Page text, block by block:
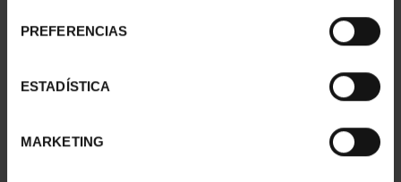
PREFERENCIAS
ESTADÍSTICA
MARKETING